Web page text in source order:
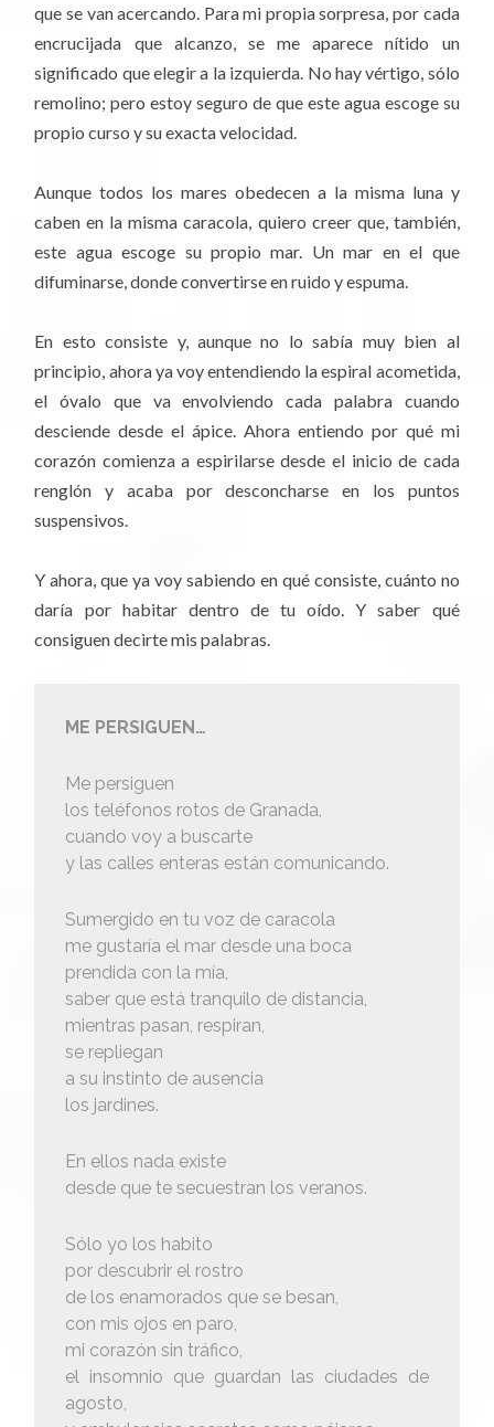
que se van acercando. Para mi propia sorpresa, por cada
encrucijada que alcanzo, se me aparece nítido un
significado que elegir a la izquierda. No hay vértigo, sólo
remolino; pero estoy seguro de que este agua escoge su
propio curso y su exacta velocidad.
Aunque todos los mares obedecen a la misma luna y
caben en la misma caracola, quiero creer que, también,
este agua escoge su propio mar. Un mar en el que
difuminarse, donde convertirse en ruido y espuma.
En esto consiste y, aunque no lo sabía muy bien al
principio, ahora ya voy entendiendo la espiral acometida,
el óvalo que va envolviendo cada palabra cuando
desciende desde el ápice. Ahora entiendo por qué mi
corazón comienza a espirilarse desde el inicio de cada
renglón y acaba por desconcharse en los puntos
suspensivos.
Y ahora, que ya voy sabiendo en qué consiste, cuánto no
daría por habitar dentro de tu oído. Y saber qué
consiguen decirte mis palabras.
ME PERSIGUEN…
Me persiguen
los teléfonos rotos de Granada,
cuando voy a buscarte
y las calles enteras están comunicando.
Sumergido en tu voz de caracola
me gustaría el mar desde una boca
prendida con la mía,
saber que está tranquilo de distancia,
mientras pasan, respiran,
se repliegan
a su instinto de ausencia
los jardines.
En ellos nada existe
desde que te secuestran los veranos.
Sólo yo los habito
por descubrir el rostro
de los enamorados que se besan,
con mis ojos en paro,
mi corazón sin tráfico,
el insomnio que guardan las ciudades de
agosto,